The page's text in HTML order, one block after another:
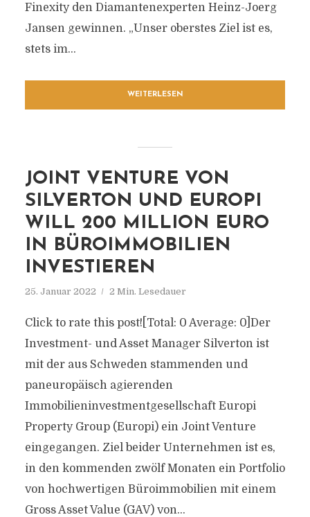
Finexity den Diamantenexperten Heinz-Joerg
Jansen gewinnen. „Unser oberstes Ziel ist es,
stets im...
WEITERLESEN
JOINT VENTURE VON
SILVERTON UND EUROPI
WILL 200 MILLION EURO
IN BÜROIMMOBILIEN
INVESTIEREN
25. Januar 2022 2 Min. Lesedauer
Click to rate this post![Total: 0 Average: 0]Der
Investment- und Asset Manager Silverton ist
mit der aus Schweden stammenden und
paneuropäisch agierenden
Immobilieninvestmentgesellschaft Europi
Property Group (Europi) ein Joint Venture
eingegangen. Ziel beider Unternehmen ist es,
in den kommenden zwölf Monaten ein Portfolio
von hochwertigen Büroimmobilien mit einem
Gross Asset Value (GAV) von...